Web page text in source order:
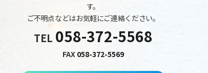
す。
ご不明点などはお気軽にご連絡ください。
TEL 058-372-5568
FAX 058-372-5569